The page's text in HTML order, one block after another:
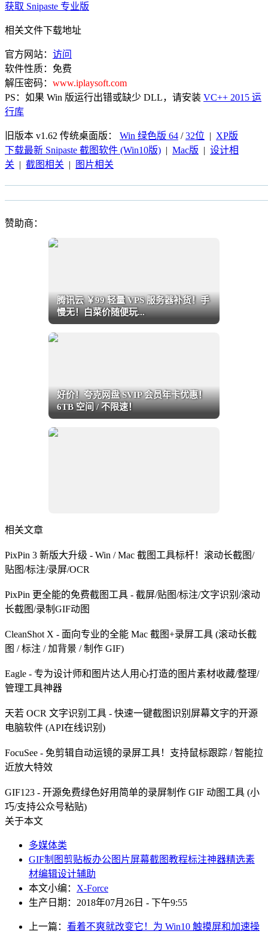
获取 Snipaste 专业版
相关文件下载地址
官方网站： 访问
软件性质：免费
解压密码： www.iplaysoft.com
PS：如果 Win 版运行出错或缺少 DLL，请安装 VC++ 2015 运
行库
旧版本 v1.62 传统桌面版： Win 绿色版 64 /32位 | XP版
下载最新 Snipaste 截图软件 (Win10版) | Mac版 | 设计相
关 | 截图相关 | 图片相关
赞助商：
腾讯云 ￥99 轻量 VPS 服务器补货！手
慢无！白菜价随便玩...
好价！夸克网盘 SVIP 会员年卡优惠！
6TB 空间 / 不限速！
相关文章
PixPin 3 新版大升级 - Win / Mac 截图工具标杆！滚动长截图/
贴图/标注/录屏/OCR
PixPin 更全能的免费截图工具 - 截屏/贴图/标注/文字识别/滚动
长截图/录制GIF动图
CleanShot X - 面向专业的全能 Mac 截图+录屏工具 (滚动长截
图 / 标注 / 加背景 / 制作 GIF)
Eagle - 专为设计师和图片达人用心打造的图片素材收藏/整理/
管理工具神器
天若 OCR 文字识别工具 - 快速一键截图识别屏幕文字的开源
电脑软件 (API在线识别)
FocuSee - 免剪辑自动运镜的录屏工具！支持鼠标跟踪 / 智能拉
近放大特效
GIF123 - 开源免费绿色好用简单的录屏制作 GIF 动图工具 (小
巧/支持公众号粘贴)
关于本文
多媒体类
GIF制图 剪贴板办公图片屏幕截图教程标注神器精选素
材编辑设计辅助
本文小编： X-Force
生产日期：2018年07月26日 - 下午9:55
上一篇： 看着不爽就改变它！为 Win10 触摸屏和加速操